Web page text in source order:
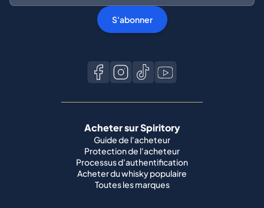
Guide de l'acheteur
Protection de l'acheteur
Acheter du whisky populaire
Vendre sur Spiritory
Devenir vendeur
Vendre votre whisky
Guide du vendeur
Guide d'expédition